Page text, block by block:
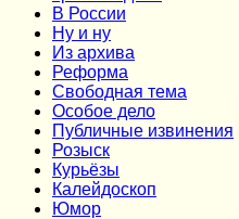
В России
Ну и ну
Из архива
Реформа
Cвободная тема
Особое дело
Публичные извинения
Розыск
Курьёзы
Калейдоскоп
Юмор